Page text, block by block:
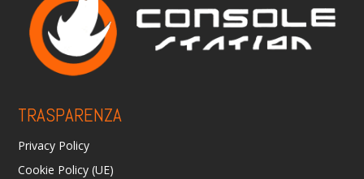
TRASPARENZA
Privacy Policy
Cookie Policy (UE)